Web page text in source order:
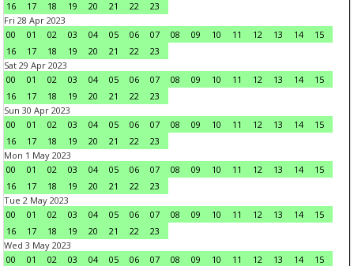
16
17 18 19 20 21 22
23
Fri 28 Apr 2023
00
01 02 03 04 05 06 07 08 09 10 11 12 13 14
15
16
17 18 19 20 21 22
23
Sat 29 Apr 2023
00
01 02 03 04 05 06 07 08 09 10 11 12 13 14
15
16
17 18 19 20 21 22
23
Sun 30 Apr 2023
00
01 02 03 04 05 06 07 08 09 10 11 12 13 14
15
16
17 18 19 20 21 22
23
Mon 1 May 2023
00
01 02 03 04 05 06 07 08 09 10 11 12 13 14
15
16
17 18 19 20 21 22
23
Tue 2 May 2023
00
01 02 03 04 05 06 07 08 09 10 11 12 13 14
15
16
17 18 19 20 21 22
23
Wed 3 May 2023
00
01 02 03 04 05 06 07 08 09 10 11 12 13 14
15